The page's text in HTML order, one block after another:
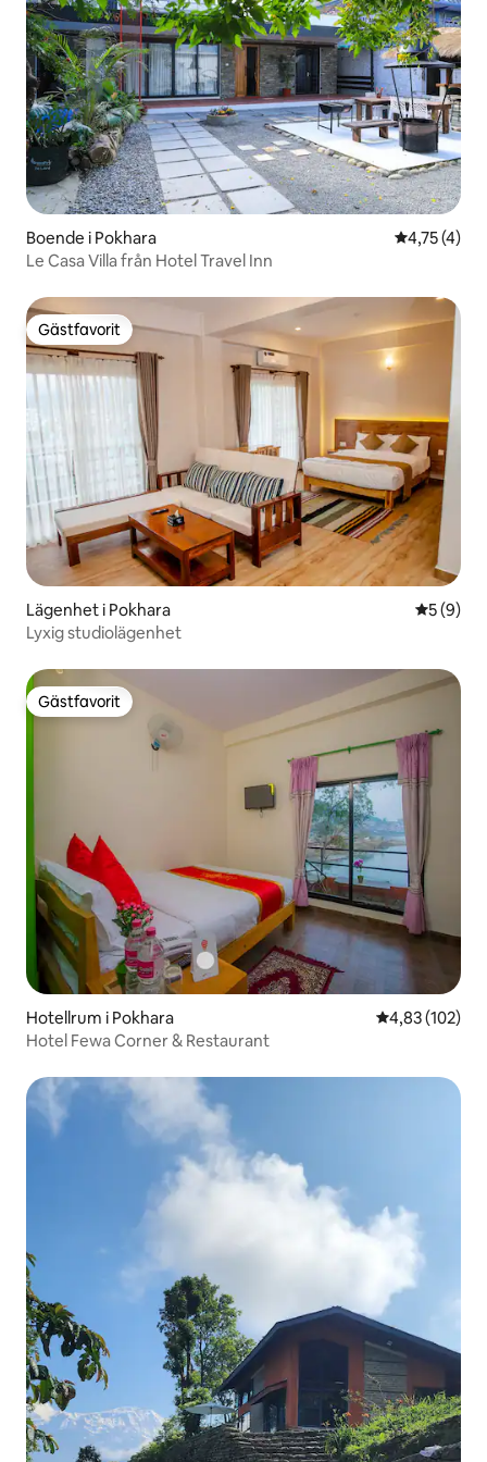
Boende i Pokhara 4,75 av 5 i
4,75 (4)
Le Casa Villa från Hotel Travel Inn
Gästfavorit
Gästfavorit
Lägenhet i Pokhara 5 av 5 i
5 (9)
Lyxig studiolägenhet
Gästfavorit
Gästfavorit
Hotellrum i Pokhara 4,83 av 5 i
4,83 (102)
Hotel Fewa Corner & Restaurant